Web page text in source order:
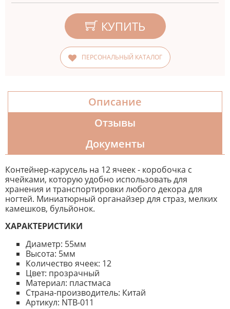
КУПИТЬ
ПЕРСОНАЛЬНЫЙ КАТАЛОГ
Описание
Отзывы
Документы
Контейнер-карусель на 12 ячеек - коробочка с
ячейками, которую удобно использовать для
хранения и транспортировки любого декора для
ногтей. Миниатюрный органайзер для страз, мелких
камешков, бульйонок.
ХАРАКТЕРИСТИКИ
Диаметр: 55мм
Высота: 5мм
Количество ячеек: 12
Цвет: прозрачный
Материал: пластмаса
Страна-производитель: Китай
Артикул: NTB-011